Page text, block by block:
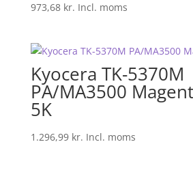
973,68 kr. Incl. moms
Kyocera TK-5370M
PA/MA3500
5K
1.296,99 kr. Incl. moms